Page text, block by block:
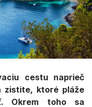
cestu naprieč
zistite, ktoré pláže
Okrem toho sa